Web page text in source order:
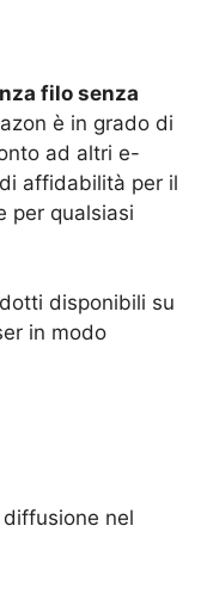
filo senza
è in grado di
ad altri e-
affidabilità per il
per qualsiasi
disponibili su
in modo
nel